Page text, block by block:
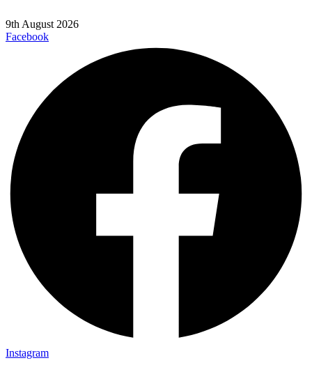
9th August 2026
Facebook
Instagram